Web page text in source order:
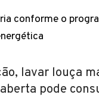
conforme o
lavar louça
pode